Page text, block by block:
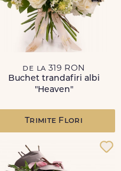
de la 319 RON
Buchet trandafiri albi
"Heaven"
Trimite Flori